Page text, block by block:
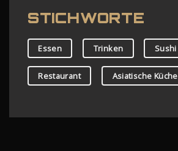
STICHWORTE
Essen Trinken Sushi
Restaurant Asiatische Küche